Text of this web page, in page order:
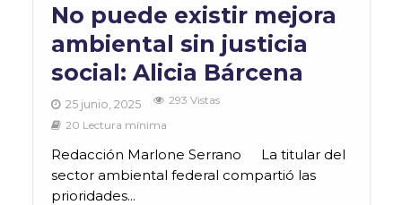
No puede existir mejora
ambiental sin justicia
social: Alicia Bárcena
25 junio, 2025
293 Vistas
20 Lectura mínima
Redacción Marlone Serrano ​ La titular del
sector ambiental federal compartió las
prioridades...